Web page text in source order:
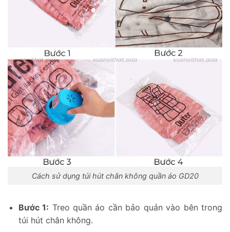
Cách sử dụng túi hút chân không quần áo GD20
Bước 1: Treo quần áo cần bảo quản vào bên trong
túi hút chân không.